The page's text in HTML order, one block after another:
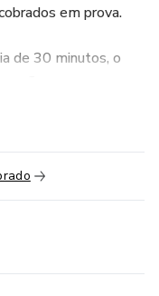
em prova.
de 30 minutos, o
, QUIZ❓ e
futuro Policial